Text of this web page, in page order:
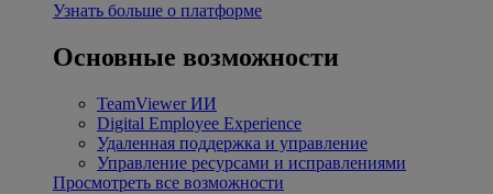
Узнать больше о платформе
Основные возможности
TeamViewer ИИ
Digital Employee Experience
Удаленная поддержка и управление
Управление ресурсами и исправлениями
Просмотреть все возможности